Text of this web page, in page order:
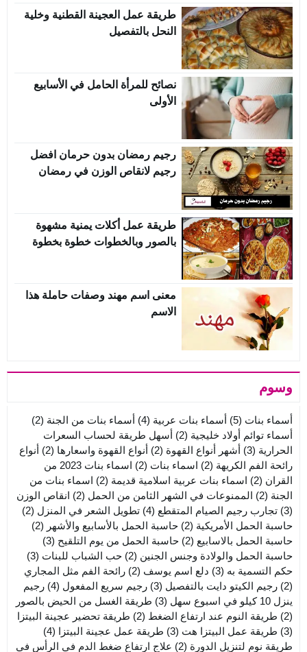
طريقة عمل العجينة القطنية وخلية
النحل بالتفصيل
نصائح للمرأة الحامل في الأسابيع
الأولى
رجيم رمضان بدون حرمان افضل
رجيم لانقاص الوزن في رمضان
طريقة عمل أكلات يمنية مشهوة
بالصور وبالخطوات خطوة بخطوة
معنى اسم مهند وصفات حاملة هذا
الاسم
وسوم
أسماء بنات (5) أسماء بنات عربية (4) أسماء بنات من الجنة (2)
أسماء توائم أولاد خليجية (2)
أسهل طريقة لحساب السعرات
الحرارية (3) أشهر أنواع القهوة (2) أنواع القهوة واسعارها (2)
أنواع
رائحة الفم الكريهة (2) اسماء بنات (2)
اسماء بنات 2023 من
القران (2) اسماء بنات عربية اسلامية قديمة (2)
اسماء بنات من
الجنة (2) الممنوعات في الشهر الثامن من الحمل (2)
انقاص الوزن
(3)
تجارب رجيم الصيام المتقطع (4) تطويل الشعر في المنزل (2)
حاسبة الحمل الأمريكية (2) حاسبة الحمل بالأسابيع والأشهر (2)
حاسبة الحمل بالاسابيع (2) حاسبة الحمل من يوم التلقيح (3)
حاسبة الحمل والولادة وجنس الجنين (2) حب الشباب للبنات (3)
حكم التسمية به (3) دلع اسم يوسف (2)
رائحة الفم مثل المجاري
(2)
رجيم الكيتو دايت بالتفصيل (3) رجيم سريع المفعول (4)
رجيم
ينزل 10 كيلو في اسبوع سهل
(3)
طريقة الغسل من الحيض بالصور
(2)
طريقة النوم عند ارتفاع الضغط (2)
طريقة تحضير عجينة البيتزا
(3)
طريقة عمل البيتزا هت (3) طريقة عمل عجينة البيتزا (4)
طريقة نوم لتنزيل الدورة (2) علاج ارتفاع ضغط الدم في الرأس في